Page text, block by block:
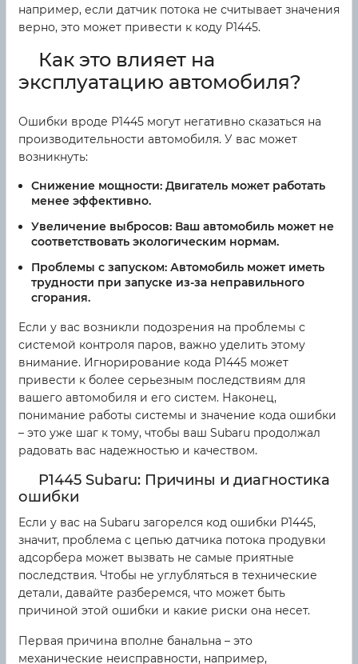
например, если датчик потока не считывает значения
верно, это может привести к коду P1445.
Как это влияет на
эксплуатацию автомобиля?
Ошибки вроде P1445 могут негативно сказаться на
производительности автомобиля. У вас может
возникнуть:
Снижение мощности: Двигатель может работать
менее эффективно.
Увеличение выбросов: Ваш автомобиль может не
соответствовать экологическим нормам.
Проблемы с запуском: Автомобиль может иметь
трудности при запуске из-за неправильного
сгорания.
Если у вас возникли подозрения на проблемы с
системой контроля паров, важно уделить этому
внимание. Игнорирование кода P1445 может
привести к более серьезным последствиям для
вашего автомобиля и его систем. Наконец,
понимание работы системы и значение кода ошибки
– это уже шаг к тому, чтобы ваш Subaru продолжал
радовать вас надежностью и качеством.
P1445 Subaru: Причины и диагностика
ошибки
Если у вас на Subaru загорелся код ошибки P1445,
значит, проблема с цепью датчика потока продувки
адсорбера может вызвать не самые приятные
последствия. Чтобы не углубляться в технические
детали, давайте разберемся, что может быть
причиной этой ошибки и какие риски она несет.
Первая причина вполне банальна – это
механические неисправности, например,